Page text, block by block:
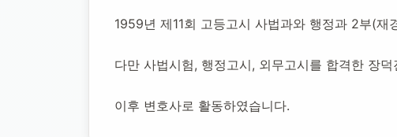
1959년 제11회 고등고시 사법과와 행정과 2부(
다만 사법시험, 행정고시, 외무고시를 합격한 장
이후 변호사로 활동하였습니다.